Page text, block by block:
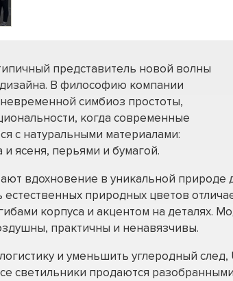
представитель новой волны
В философию компании
симбиоз простоты,
когда современные
с натуральными материалами:
ясеня, перьями и бумагой.
вдохновение в уникальной природе
природных цветов
корпуса и акцентом на деталях.
практичны и ненавязчивы.
и уменьшить углеродный
светильники продаются